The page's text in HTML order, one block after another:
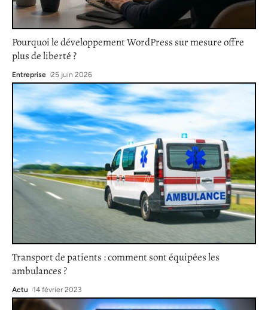
Pourquoi le développement WordPress sur mesure offre
plus de liberté ?
Entreprise 25 juin 2026
Transport de patients : comment sont équipées les
ambulances ?
Actu 14 février 2023